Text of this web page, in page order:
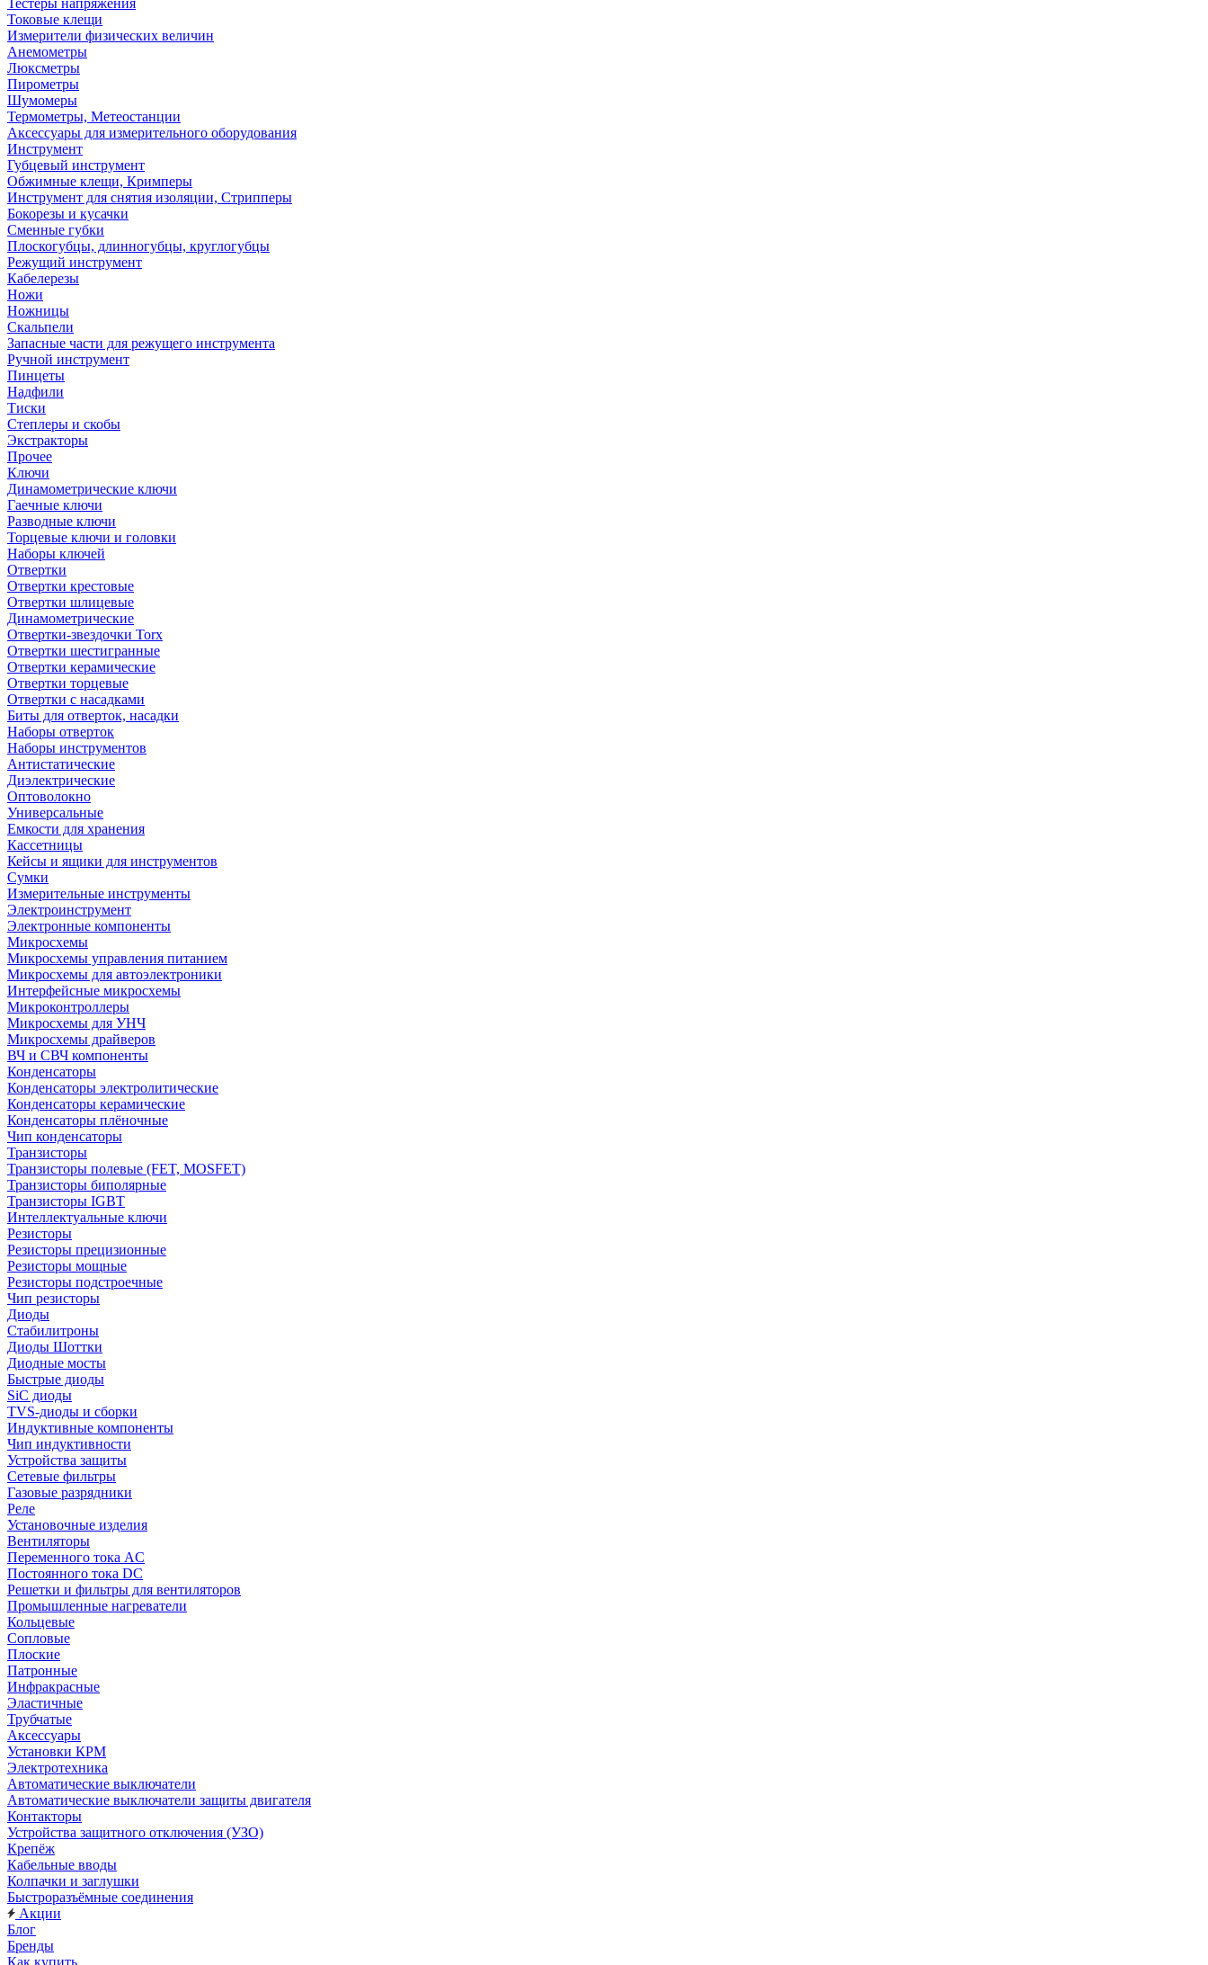
Тестеры напряжения
Токовые клещи
Измерители физических величин
Анемометры
Люксметры
Пирометры
Шумомеры
Термометры, Метеостанции
Аксессуары для измерительного оборудования
Инструмент
Губцевый инструмент
Обжимные клещи, Кримперы
Инструмент для снятия изоляции, Стрипперы
Бокорезы и кусачки
Сменные губки
Плоскогубцы, длинногубцы, круглогубцы
Режущий инструмент
Кабелерезы
Ножи
Ножницы
Скальпели
Запасные части для режущего инструмента
Ручной инструмент
Пинцеты
Надфили
Тиски
Степлеры и скобы
Экстракторы
Прочее
Ключи
Динамометрические ключи
Гаечные ключи
Разводные ключи
Торцевые ключи и головки
Наборы ключей
Отвертки
Отвертки крестовые
Отвертки шлицевые
Динамометрические
Отвертки-звездочки Torx
Отвертки шестигранные
Отвертки керамические
Отвертки торцевые
Отвертки с насадками
Биты для отверток, насадки
Наборы отверток
Наборы инструментов
Антистатические
Диэлектрические
Оптоволокно
Универсальные
Емкости для хранения
Кассетницы
Кейсы и ящики для инструментов
Сумки
Измерительные инструменты
Электроинструмент
Электронные компоненты
Микросхемы
Микросхемы управления питанием
Микросхемы для автоэлектроники
Интерфейсные микросхемы
Микроконтроллеры
Микросхемы для УНЧ
Микросхемы драйверов
ВЧ и СВЧ компоненты
Конденсаторы
Конденсаторы электролитические
Конденсаторы керамические
Конденсаторы плёночные
Чип конденсаторы
Транзисторы
Транзисторы полевые (FET, MOSFET)
Транзисторы биполярные
Транзисторы IGBT
Интеллектуальные ключи
Резисторы
Резисторы прецизионные
Резисторы мощные
Резисторы подстроечные
Чип резисторы
Диоды
Стабилитроны
Диоды Шоттки
Диодные мосты
Быстрые диоды
SiC диоды
TVS-диоды и сборки
Индуктивные компоненты
Чип индуктивности
Устройства защиты
Сетевые фильтры
Газовые разрядники
Реле
Установочные изделия
Вентиляторы
Переменного тока AC
Постоянного тока DC
Решетки и фильтры для вентиляторов
Промышленные нагреватели
Кольцевые
Сопловые
Плоские
Патронные
Инфракрасные
Эластичные
Трубчатые
Аксессуары
Установки КРМ
Электротехника
Автоматические выключатели
Автоматические выключатели защиты двигателя
Контакторы
Устройства защитного отключения (УЗО)
Крепёж
Кабельные вводы
Колпачки и заглушки
Быстроразъёмные соединения
Акции
Блог
Бренды
Как купить